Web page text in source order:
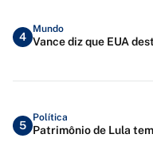
4
Mundo
Vance diz que EUA
5
Política
Patrimônio de Lula